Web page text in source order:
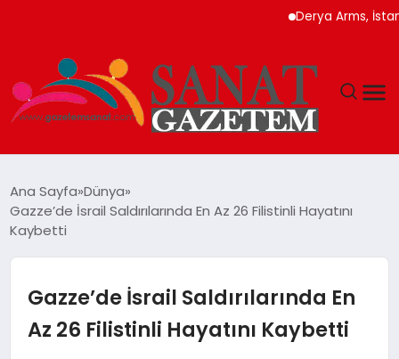
Derya Arms, İstanbul
TEKNOLOJI
Ana Sayfa Dünya
Gazze’de İsrail Saldırılarında En Az 26 Filistinli Hayatını
Kaybetti
Gazze’de İsrail Saldırılarında En
Az 26 Filistinli Hayatını Kaybetti